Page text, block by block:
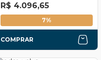
R$ 4.096,65
7%
COMPRAR